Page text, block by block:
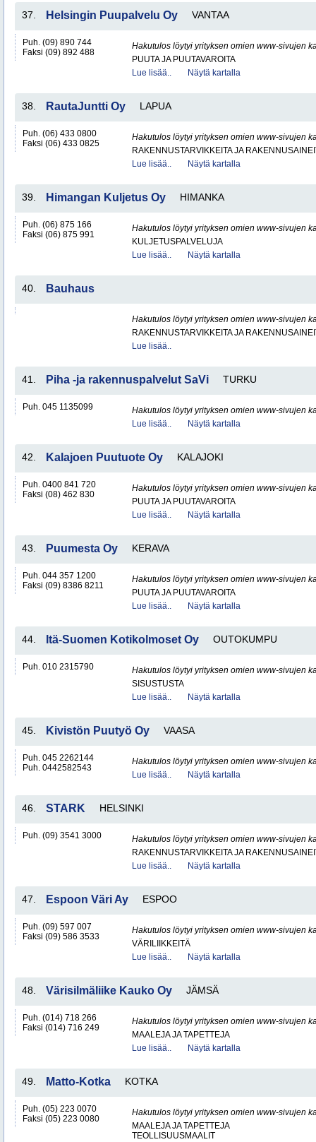
37. Helsingin Puupalvelu Oy VANTAA
Puh. (09) 890 744
Faksi (09) 892 488
Hakutulos löytyi yrityksen omien www-sivujen
PUUTA JA PUUTAVAROITA
Lue lisää..
Näytä kartalla
38. RautaJuntti Oy LAPUA
Puh. (06) 433 0800
Faksi (06) 433 0825
Hakutulos löytyi yrityksen omien www-sivujen
RAKENNUSTARVIKKEITA JA
Lue lisää..
Näytä kartalla
39. Himangan Kuljetus Oy HIMANKA
Puh. (06) 875 166
Faksi (06) 875 991
Hakutulos löytyi yrityksen omien www-sivujen
KULJETUSPALVELUJA
Lue lisää..
Näytä kartalla
40. Bauhaus
Hakutulos löytyi yrityksen omien www-sivujen
RAKENNUSTARVIKKEITA JA
Lue lisää..
41. Piha -ja rakennuspalvelut SaVi TURKU
Puh. 045 1135099
Hakutulos löytyi yrityksen omien www-sivujen
Lue lisää..
Näytä kartalla
42. Kalajoen Puutuote Oy KALAJOKI
Puh. 0400 841 720
Faksi (08) 462 830
Hakutulos löytyi yrityksen omien www-sivujen
PUUTA JA PUUTAVAROITA
Lue lisää..
Näytä kartalla
43. Puumesta Oy KERAVA
Puh. 044 357 1200
Faksi (09) 8386 8211
Hakutulos löytyi yrityksen omien www-sivujen
PUUTA JA PUUTAVAROITA
Lue lisää..
Näytä kartalla
44. Itä-Suomen Kotikolmoset Oy OUTOKUMPU
Puh. 010 2315790
Hakutulos löytyi yrityksen omien www-sivujen
SISUSTUSTA
Lue lisää..
Näytä kartalla
45. Kivistön Puutyö Oy VAASA
Puh. 045 2262144
Puh. 0442582543
Hakutulos löytyi yrityksen omien www-sivujen
Lue lisää..
Näytä kartalla
46. STARK HELSINKI
Puh. (09) 3541 3000
Hakutulos löytyi yrityksen omien www-sivujen
RAKENNUSTARVIKKEITA JA
Lue lisää..
Näytä kartalla
47. Espoon Väri Ay ESPOO
Puh. (09) 597 007
Faksi (09) 586 3533
Hakutulos löytyi yrityksen omien www-sivujen
VÄRILIIKKEITÄ
Lue lisää..
Näytä kartalla
48. Värisilmäliike Kauko Oy JÄMSÄ
Puh. (014) 718 266
Faksi (014) 716 249
Hakutulos löytyi yrityksen omien www-sivujen
MAALEJA JA TAPETTEJA
Lue lisää..
Näytä kartalla
49. Matto-Kotka KOTKA
Puh. (05) 223 0070
Faksi (05) 223 0080
Hakutulos löytyi yrityksen omien www-sivujen
MAALEJA JA TAPETTEJA
TEOLLISUUSMAALIT